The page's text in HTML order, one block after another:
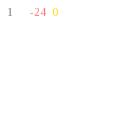
1 -24 0